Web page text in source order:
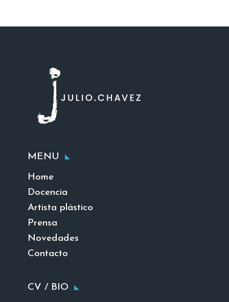
MENU
Home
Docencia
Artista plástico
Prensa
Novedades
Contacto
CV / BIO